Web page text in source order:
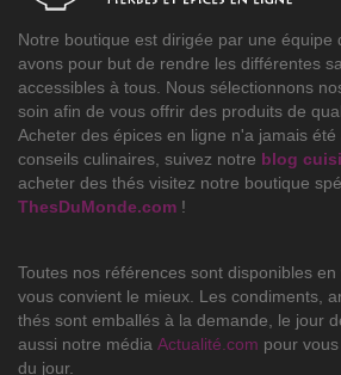
Notre boutique est dirigée par une équipe
avons pour but de rendre les différentes
accessibles à tous. Nous sélectionnons
soin afin de vous offrir des produits de
Acheter des épices en ligne n'a jamais
conseils culinaires, suivez notre blog
acheter des thés visitez notre boutique
ThesDuMonde.com !
Toutes nos références sont disponibles
vous convient le mieux. Les condiments,
thés sont emballés à la demande, le jour
aussi notre média Actualité.com pour
du jour.